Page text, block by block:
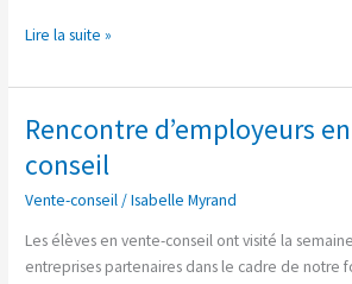
Lire la suite »
Rencontre d’employeurs
conseil
Vente-conseil/Isabelle Myrand
Les élèves en vente-conseil ont visité la
entreprises partenaires dans le cadre de notre
Rencontre
en
vente-